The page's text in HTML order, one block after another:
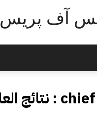
آف پریس
نتائج العلامات :